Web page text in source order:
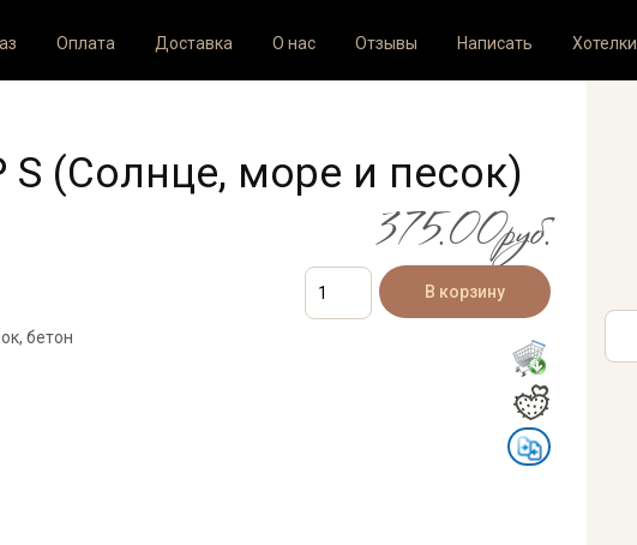
Оплата Доставка О нас Отзывы Написать Хотелки
(Солнце, море и песок)
375.00руб.
бетон